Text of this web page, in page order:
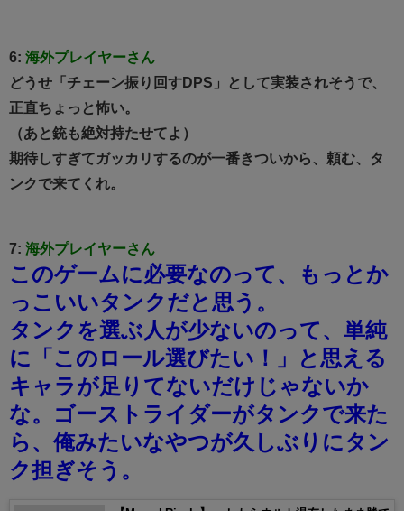
6: 海外プレイヤーさん
どうせ「チェーン振り回すDPS」として実装されそうで、
正直ちょっと怖い。
（あと銃も絶対持たせてよ）
期待しすぎてガッカリするのが一番きついから、頼む、タ
ンクで来てくれ。
7: 海外プレイヤーさん
このゲームに必要なのって、もっとか
っこいいタンクだと思う。
タンクを選ぶ人が少ないのって、単純
に「このロール選びたい！」と思える
キャラが足りてないだけじゃないか
な。
ゴーストライダーがタンクで来た
ら、俺みたいなやつが久しぶりにタン
ク担ぎそう。